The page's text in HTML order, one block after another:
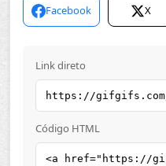
Facebook X
Link direto
Código HTML